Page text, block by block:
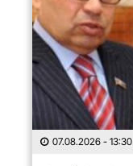
07.08.2026 - 13:30